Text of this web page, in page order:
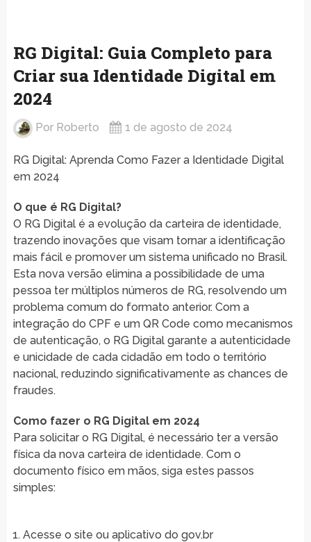
RG Digital: Guia Completo para
Criar sua Identidade Digital em
2024
Por Roberto 1 de agosto de 2024
RG Digital: Aprenda Como Fazer a Identidade Digital
em 2024
O que é RG Digital?
O RG Digital é a evolução da carteira de identidade,
trazendo inovações que visam tornar a identificação
mais fácil e promover um sistema unificado no Brasil.
Esta nova versão elimina a possibilidade de uma
pessoa ter múltiplos números de RG, resolvendo um
problema comum do formato anterior. Com a
integração do CPF e um QR Code como mecanismos
de autenticação, o RG Digital garante a autenticidade
e unicidade de cada cidadão em todo o território
nacional, reduzindo significativamente as chances de
fraudes.
Como fazer o RG Digital em 2024
Para solicitar o RG Digital, é necessário ter a versão
física da nova carteira de identidade. Com o
documento físico em mãos, siga estes passos
simples:
Acesse o site ou aplicativo do gov.br